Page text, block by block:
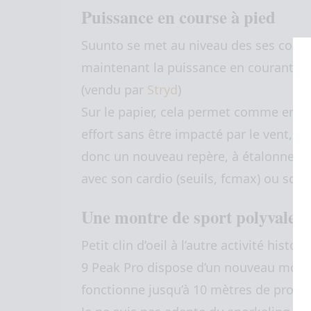
Puissance en course à pied
Suunto se met au niveau des ses
maintenant la puissance en courant,
(vendu par Stryd)
Sur le papier, cela permet comme en
effort sans être impacté par le vent, la
donc un nouveau repère, à étalonner
avec son cardio (seuils, fcmax) ou son
Une montre de sport polyvalente
Petit clin d’oeil à l’autre activité
9 Peak Pro dispose d’un nouveau
fonctionne jusqu’à 10 mètres de